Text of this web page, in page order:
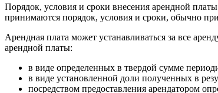
Порядок, условия и сроки внесения арендной
принимаются порядок, условия и сроки, обычно
Арендная плата может устанавливаться за все
арендной платы:
в виде определенных в твердой сумме
в виде установленной доли полученных в
посредством предоставления арендатором